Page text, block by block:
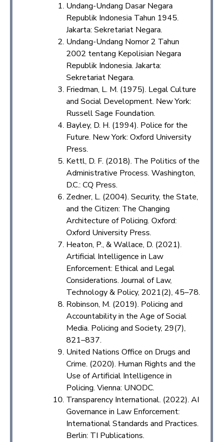
Undang-Undang Dasar Negara
Republik Indonesia Tahun 1945.
Jakarta: Sekretariat Negara.
Undang-Undang Nomor 2 Tahun
2002 tentang Kepolisian Negara
Republik Indonesia. Jakarta:
Sekretariat Negara.
Friedman, L. M. (1975). Legal Culture
and Social Development. New York:
Russell Sage Foundation.
Bayley, D. H. (1994). Police for the
Future. New York: Oxford University
Press.
Kettl, D. F. (2018). The Politics of the
Administrative Process. Washington,
D.C.: CQ Press.
Zedner, L. (2004). Security, the State,
and the Citizen: The Changing
Architecture of Policing. Oxford:
Oxford University Press.
Heaton, P., & Wallace, D. (2021).
Artificial Intelligence in Law
Enforcement: Ethical and Legal
Considerations. Journal of Law,
Technology & Policy, 2021(2), 45–78.
Robinson, M. (2019). Policing and
Accountability in the Age of Social
Media. Policing and Society, 29(7),
821–837.
United Nations Office on Drugs and
Crime. (2020). Human Rights and the
Use of Artificial Intelligence in
Policing. Vienna: UNODC.
Transparency International. (2022). AI
Governance in Law Enforcement:
International Standards and Practices.
Berlin: TI Publications.